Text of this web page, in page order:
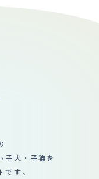
子犬・子猫を
です。